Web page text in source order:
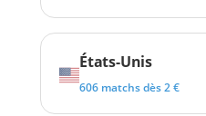
États-Unis
606 matchs dès 2 €